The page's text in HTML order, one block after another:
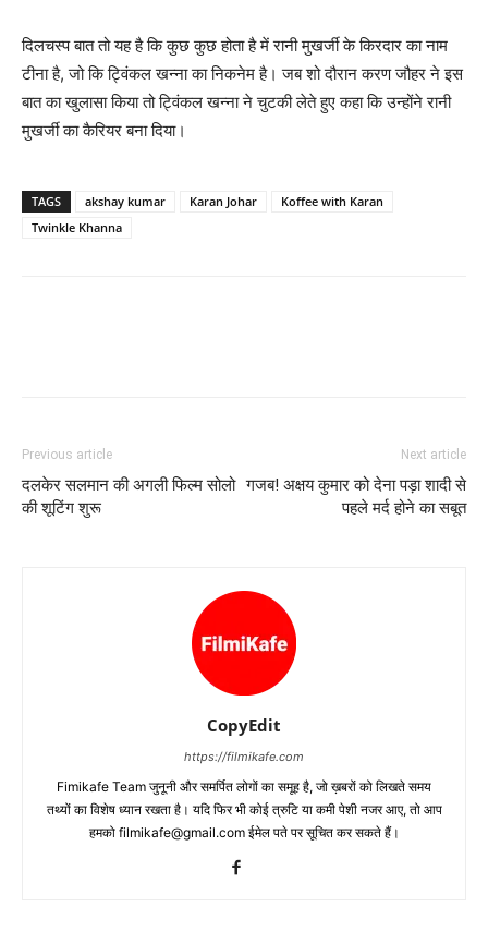
दिलचस्‍प बात तो यह है कि कुछ कुछ होता है में रानी मुखर्जी के किरदार का नाम
टीना है, जो कि ट्विंकल खन्‍ना का निकनेम है। जब शो दौरान करण जौहर ने इस
बात का खुलासा किया तो ट्विंकल खन्‍ना ने चुटकी लेते हुए कहा कि उन्‍होंने रानी
मुखर्जी का कैरियर बना दिया।
TAGS akshay kumar Karan Johar
Koffee with Karan
Twinkle Khanna
Previous article
दलकेर सलमान की अगली फिल्‍म सोलो
की शूटिंग शुरू
Next article
गजब! अक्षय कुमार को देना पड़ा शादी से
पहले मर्द होने का सबूत
CopyEdit
https://filmikafe.com
Fimikafe Team जुनूनी और समर्पित लोगों का समूह है, जो ख़बरों को लिखते समय
तथ्‍यों का विशेष ध्‍यान रखता है। यदि फिर भी कोई त्रुटि या कमी पेशी नजर आए, तो आप
हमको filmikafe@gmail.com ईमेल पते पर सूचित कर सकते हैं।